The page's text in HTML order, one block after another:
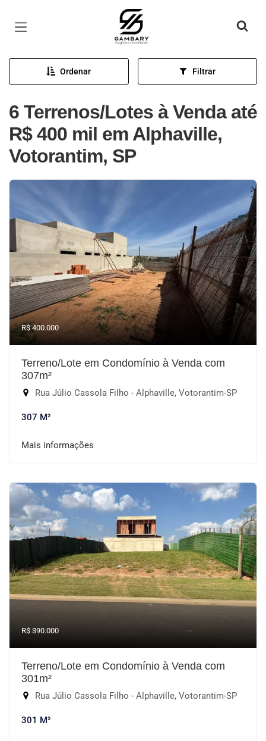
Página inicial
Ordenar Filtrar
6 Terrenos/Lotes à Venda até
R$ 400 mil em Alphaville,
Votorantim, SP
R$ 400.000
Terreno/Lote em Condomínio à Venda com
307m²
Rua Júlio Cassola Filho - Alphaville, Votorantim-SP
307 M²
Mais informações
R$ 390.000
Terreno/Lote em Condomínio à Venda com
301m²
Rua Júlio Cassola Filho - Alphaville, Votorantim-SP
301 M²